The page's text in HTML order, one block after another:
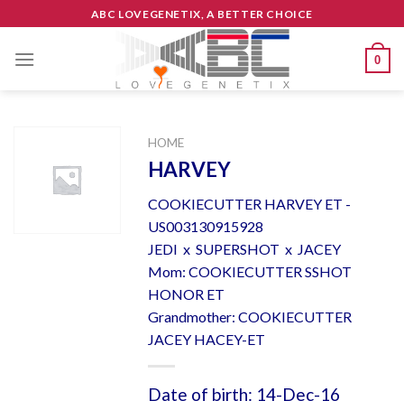
to
content
ABC LOVEGENETIX, A BETTER CHOICE
0
HOME
HARVEY
COOKIECUTTER HARVEY ET -
US003130915928
JEDI x SUPERSHOT x JACEY
Mom: COOKIECUTTER SSHOT
HONOR ET
Grandmother: COOKIECUTTER
JACEY HACEY-ET
Date of birth: 14-Dec-16